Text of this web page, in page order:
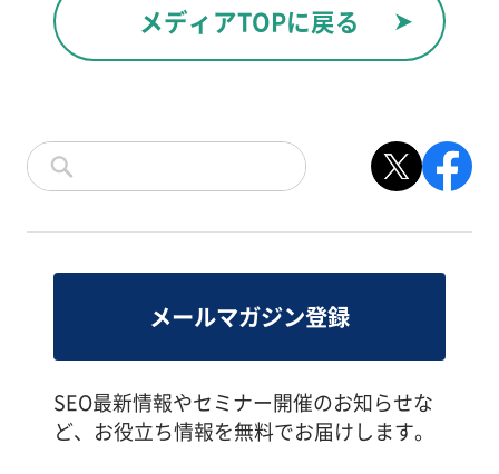
メディアTOPに戻る
メールマガジン登録
SEO最新情報やセミナー開催のお知らせな
ど、お役立ち情報を無料でお届けします。